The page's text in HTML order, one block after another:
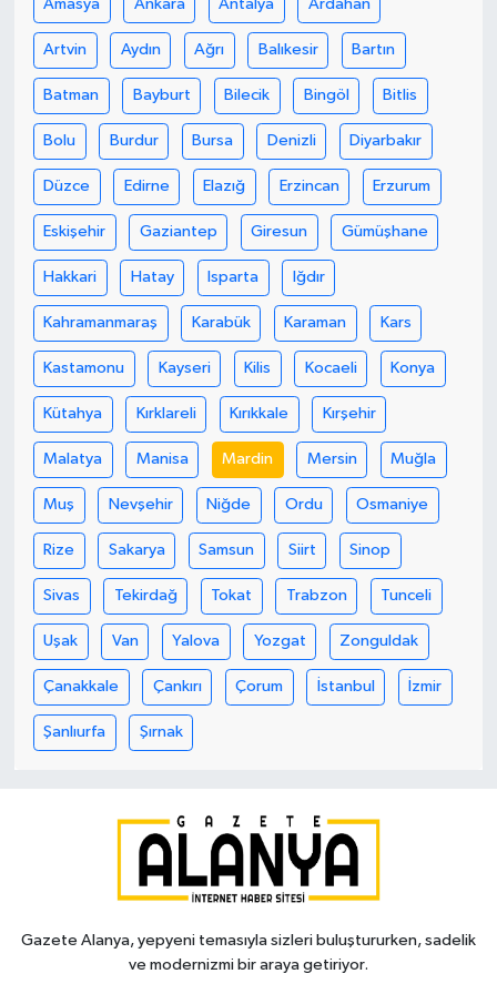
Amasya Ankara Antalya Ardahan
Artvin Aydın Ağrı Balıkesir Bartın
Batman Bayburt Bilecik Bingöl Bitlis
Bolu Burdur Bursa Denizli Diyarbakır
Düzce Edirne Elazığ Erzincan Erzurum
Eskişehir Gaziantep Giresun Gümüşhane
Hakkari Hatay Isparta Iğdır
Kahramanmaraş Karabük Karaman Kars
Kastamonu Kayseri Kilis Kocaeli Konya
Kütahya Kırklareli Kırıkkale Kırşehir
Malatya Manisa Mardin Mersin Muğla
Muş Nevşehir Niğde Ordu Osmaniye
Rize Sakarya Samsun Siirt Sinop
Sivas Tekirdağ Tokat Trabzon Tunceli
Uşak Van Yalova Yozgat Zonguldak
Çanakkale Çankırı Çorum İstanbul İzmir
Şanlıurfa Şırnak
Gazete Alanya, yepyeni temasıyla sizleri buluştururken, sadelik
ve modernizmi bir araya getiriyor.